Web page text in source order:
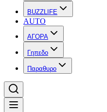
BUZZLIFE
AUTO
ΑΓΟΡΑ
Γηπεδο
Παραθυρο